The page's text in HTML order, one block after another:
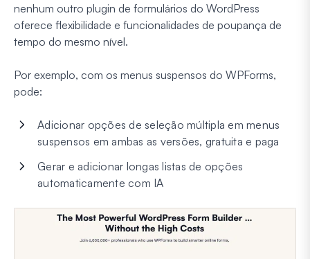
nenhum outro plugin de formulários do WordPress
oferece flexibilidade e funcionalidades de poupança de
tempo do mesmo nível.
Por exemplo, com os menus suspensos do WPForms,
pode:
Adicionar opções de seleção múltipla em menus
suspensos em ambas as versões, gratuita e paga
Gerar e adicionar longas listas de opções
automaticamente com IA